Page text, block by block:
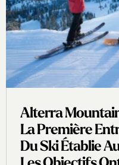
Alterra
La Première
Du Ski Établie